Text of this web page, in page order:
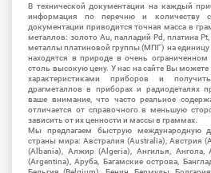
В технической документации на каждый
информация по перечню и количеству
документации приводится точная масса в
металлов: золото Au, палладий Pd, платина Pt,
металлы платиновой группы (МПГ) на
находятся в природе в очень
столь высокую цену. У нас на сайте Вы
характеристиками приборов и
драгметаллов в приборах и радиодеталях
ваше внимание, что часто реальное
отличается от справочного в меньшую
зависить от их ценности и массы в граммах.
Мы предлагаем быструю международную
страны мира: Австралия (Australia), Австрия
(Albania), Алжир (Algeria), Ангилья, Ангола,
(Argentina), Аруба, Багамские острова,